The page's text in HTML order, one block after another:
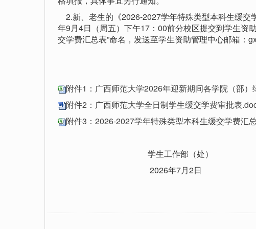
2.新、老生的《2026-2027学年特殊类型本科生缓
年9月4日（周五）下午17：00前分校区提交到学生资
交学费汇总表”命名，发送至学生资助管理中心邮箱：
附件1：广西师范大学2026年迎新期间各学院（部
附件2：广西师范大学全日制学生缓交学费审批表
附件3：2026-2027学年特殊类型本科生缓交学费汇
学生工作部（处）
2026年7月2日